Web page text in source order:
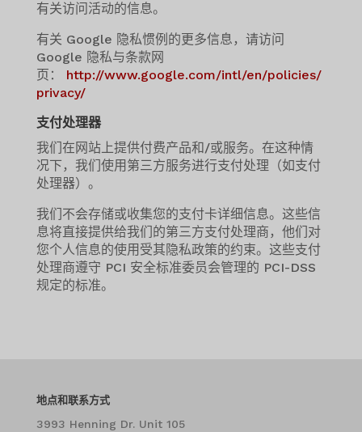
有关访问活动的信息。
有关 Google 隐私惯例的更多信息，请访问
Google 隐私与条款网
页： http://www.google.com/intl/en/policies/
privacy/
支付处理器
我们在网站上提供付费产品和/或服务。在这种情
况下，我们使用第三方服务进行支付处理（如支付
处理器）。
我们不会存储或收集您的支付卡详细信息。这些信
息将直接提供给我们的第三方支付处理商，他们对
您个人信息的使用受其隐私政策的约束。这些支付
处理商遵守 PCI 安全标准委员会管理的 PCI-DSS
规定的标准。
地点和联系方式
3993 Henning Dr. Unit 105